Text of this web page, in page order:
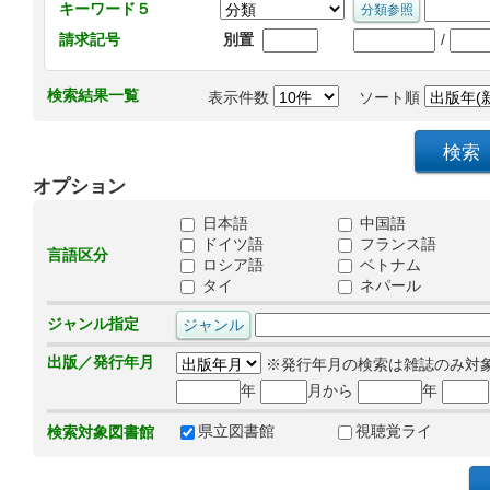
キーワード５
請求記号
別置 /
検索結果一覧 表示件数 ソート順
オプション
言語区分
日本語
中国語
ドイツ語
フランス語
ロシア語
ベトナム
タイ
ネパール
ジャンル指定
出版／発行年月
※発行年月の検索は雑誌のみ対
年
月から 年
検索対象図書館 県立図書館 視聴覚ライ